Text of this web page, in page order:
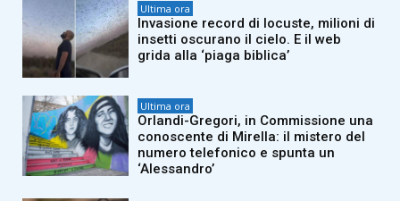
Ultima ora
Invasione record di locuste, milioni di
insetti oscurano il cielo. E il web
grida alla ‘piaga biblica’
Ultima ora
Orlandi-Gregori, in Commissione una
conoscente di Mirella: il mistero del
numero telefonico e spunta un
‘Alessandro’